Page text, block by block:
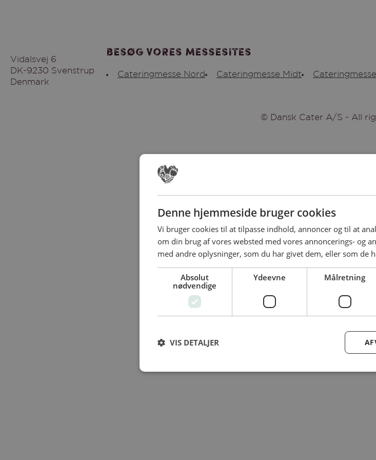
Vidalsvej 6
DK-9230 Svenstrup
Denmark
Besøg vores messesites
Cateringmesse Nord Cateringmesse Midt
© Dansk Cater A/S - All
Denne hjemmeside bruger cookies
Vi bruger cookies til at tilpasse indhold, annoncer og til at
om din brug af vores websted med vores annoncerings- og
med andre oplysninger, som du har givet dem, eller som de
Absolut
nødvendige
Ydeevne Målretning
VIS DETALJER